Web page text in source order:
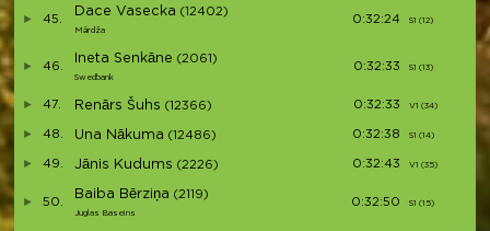
45.
Dace Vasecka (12402)
Mārdža
0:32:24 S1 (12)
46.
Ineta Senkāne (2061)
Swedbank
0:32:33 S1 (13)
47. Renārs Šuhs (12366) 0:32:33 V1 (34)
48. Una Nākuma (12486) 0:32:38 S1 (14)
49. Jānis Kudums (2226) 0:32:43 V1 (35)
50.
Baiba Bērziņa (2119)
Juglas Baseins
0:32:50 S1 (15)